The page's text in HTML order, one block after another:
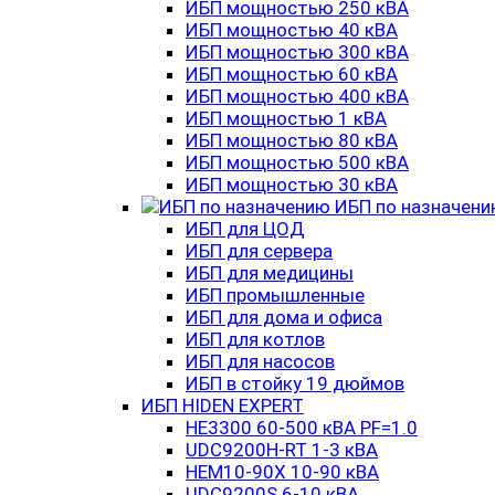
ИБП мощностью 250 кВА
ИБП мощностью 40 кВА
ИБП мощностью 300 кВА
ИБП мощностью 60 кВА
ИБП мощностью 400 кВА
ИБП мощностью 1 кВА
ИБП мощностью 80 кВА
ИБП мощностью 500 кВА
ИБП мощностью 30 кВА
ИБП по
ИБП для ЦОД
ИБП для сервера
ИБП для медицины
ИБП промышленные
ИБП для дома и офиса
ИБП для котлов
ИБП для насосов
ИБП в стойку 19 дюймов
ИБП HIDEN EXPERT
HE3300 60-500 кВА PF=1.0
UDC9200H-RT 1-3 кВА
HEM10-90X 10-90 кВА